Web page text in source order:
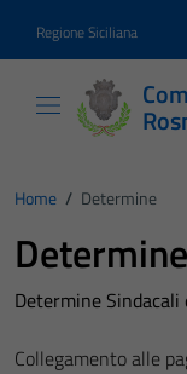
Regione Siciliana
Home / Determine
Determine
Determine
Collegamento alle